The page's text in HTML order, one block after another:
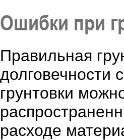
Ошибки при
Правильная
долговечности
грунтовки
расходе